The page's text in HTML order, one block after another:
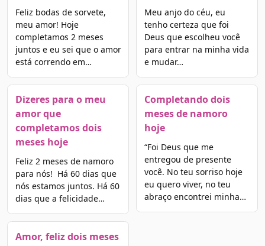
Feliz bodas de sorvete,
meu amor! Hoje
completamos 2 meses
juntos e eu sei que o amor
está correndo em…
Dizeres para o meu
amor que
completamos dois
meses hoje
Feliz 2 meses de namoro
para nós! Há 60 dias que
nós estamos juntos. Há 60
dias que a felicidade…
Amor, feliz dois meses
Meu anjo do céu, eu
tenho certeza que foi
Deus que escolheu você
para entrar na minha vida
e mudar…
Completando dois
meses de namoro
hoje
“Foi Deus que me
entregou de presente
você. No teu sorriso hoje
eu quero viver, no teu
abraço encontrei minha…